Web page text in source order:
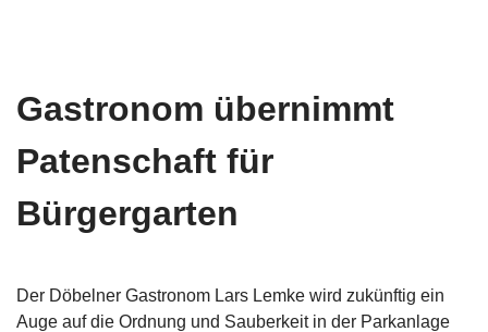
Gastronom übernimmt
Patenschaft für
Bürgergarten
Der Döbelner Gastronom Lars Lemke wird zukünftig ein
Auge auf die Ordnung und Sauberkeit in der Parkanlage